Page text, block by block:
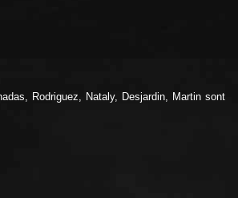
Rodriguez, Nataly, Desjardin, Martin sont